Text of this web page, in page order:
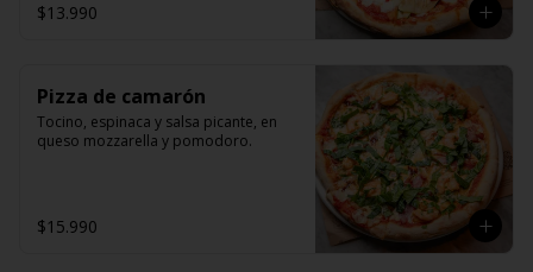
$13.990
Pizza de camarón
Tocino, espinaca y salsa picante, en
queso mozzarella y pomodoro.
$15.990